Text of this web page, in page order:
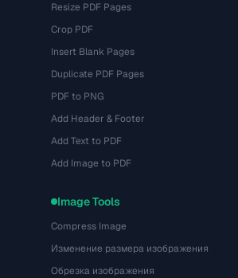
Resize PDF Pages
Crop PDF
Insert Blank Pages
Duplicate PDF Pages
PDF to PNG
Add Header & Footer
Add Text to PDF
Add Image to PDF
Image Tools
Compress Image
Изменение размера изображения
Обрезка изображения